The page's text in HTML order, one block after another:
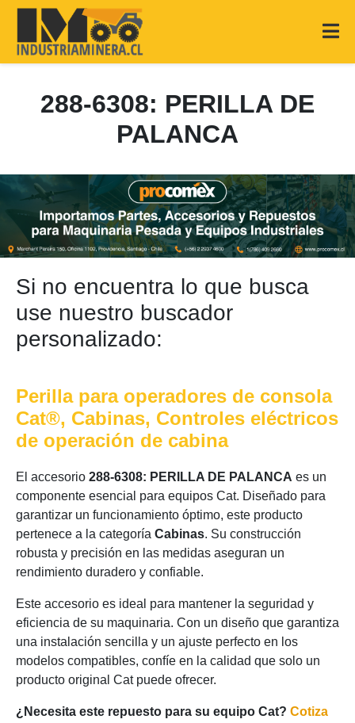
288-6308: PERILLA DE
PALANCA
Si no encuentra lo que busca
use nuestro buscador
personalizado:
Perilla para operadores de consola
Cat®, Cabinas, Controles eléctricos
de operación de cabina
El accesorio 288-6308: PERILLA DE PALANCA es un
componente esencial para equipos Cat. Diseñado para
garantizar un funcionamiento óptimo, este producto
pertenece a la categoría Cabinas. Su construcción
robusta y precisión en las medidas aseguran un
rendimiento duradero y confiable.
Este accesorio es ideal para mantener la seguridad y
eficiencia de su maquinaria. Con un diseño que garantiza
una instalación sencilla y un ajuste perfecto en los
modelos compatibles, confíe en la calidad que solo un
producto original Cat puede ofrecer.
¿Necesita este repuesto para su equipo Cat? Cotiza